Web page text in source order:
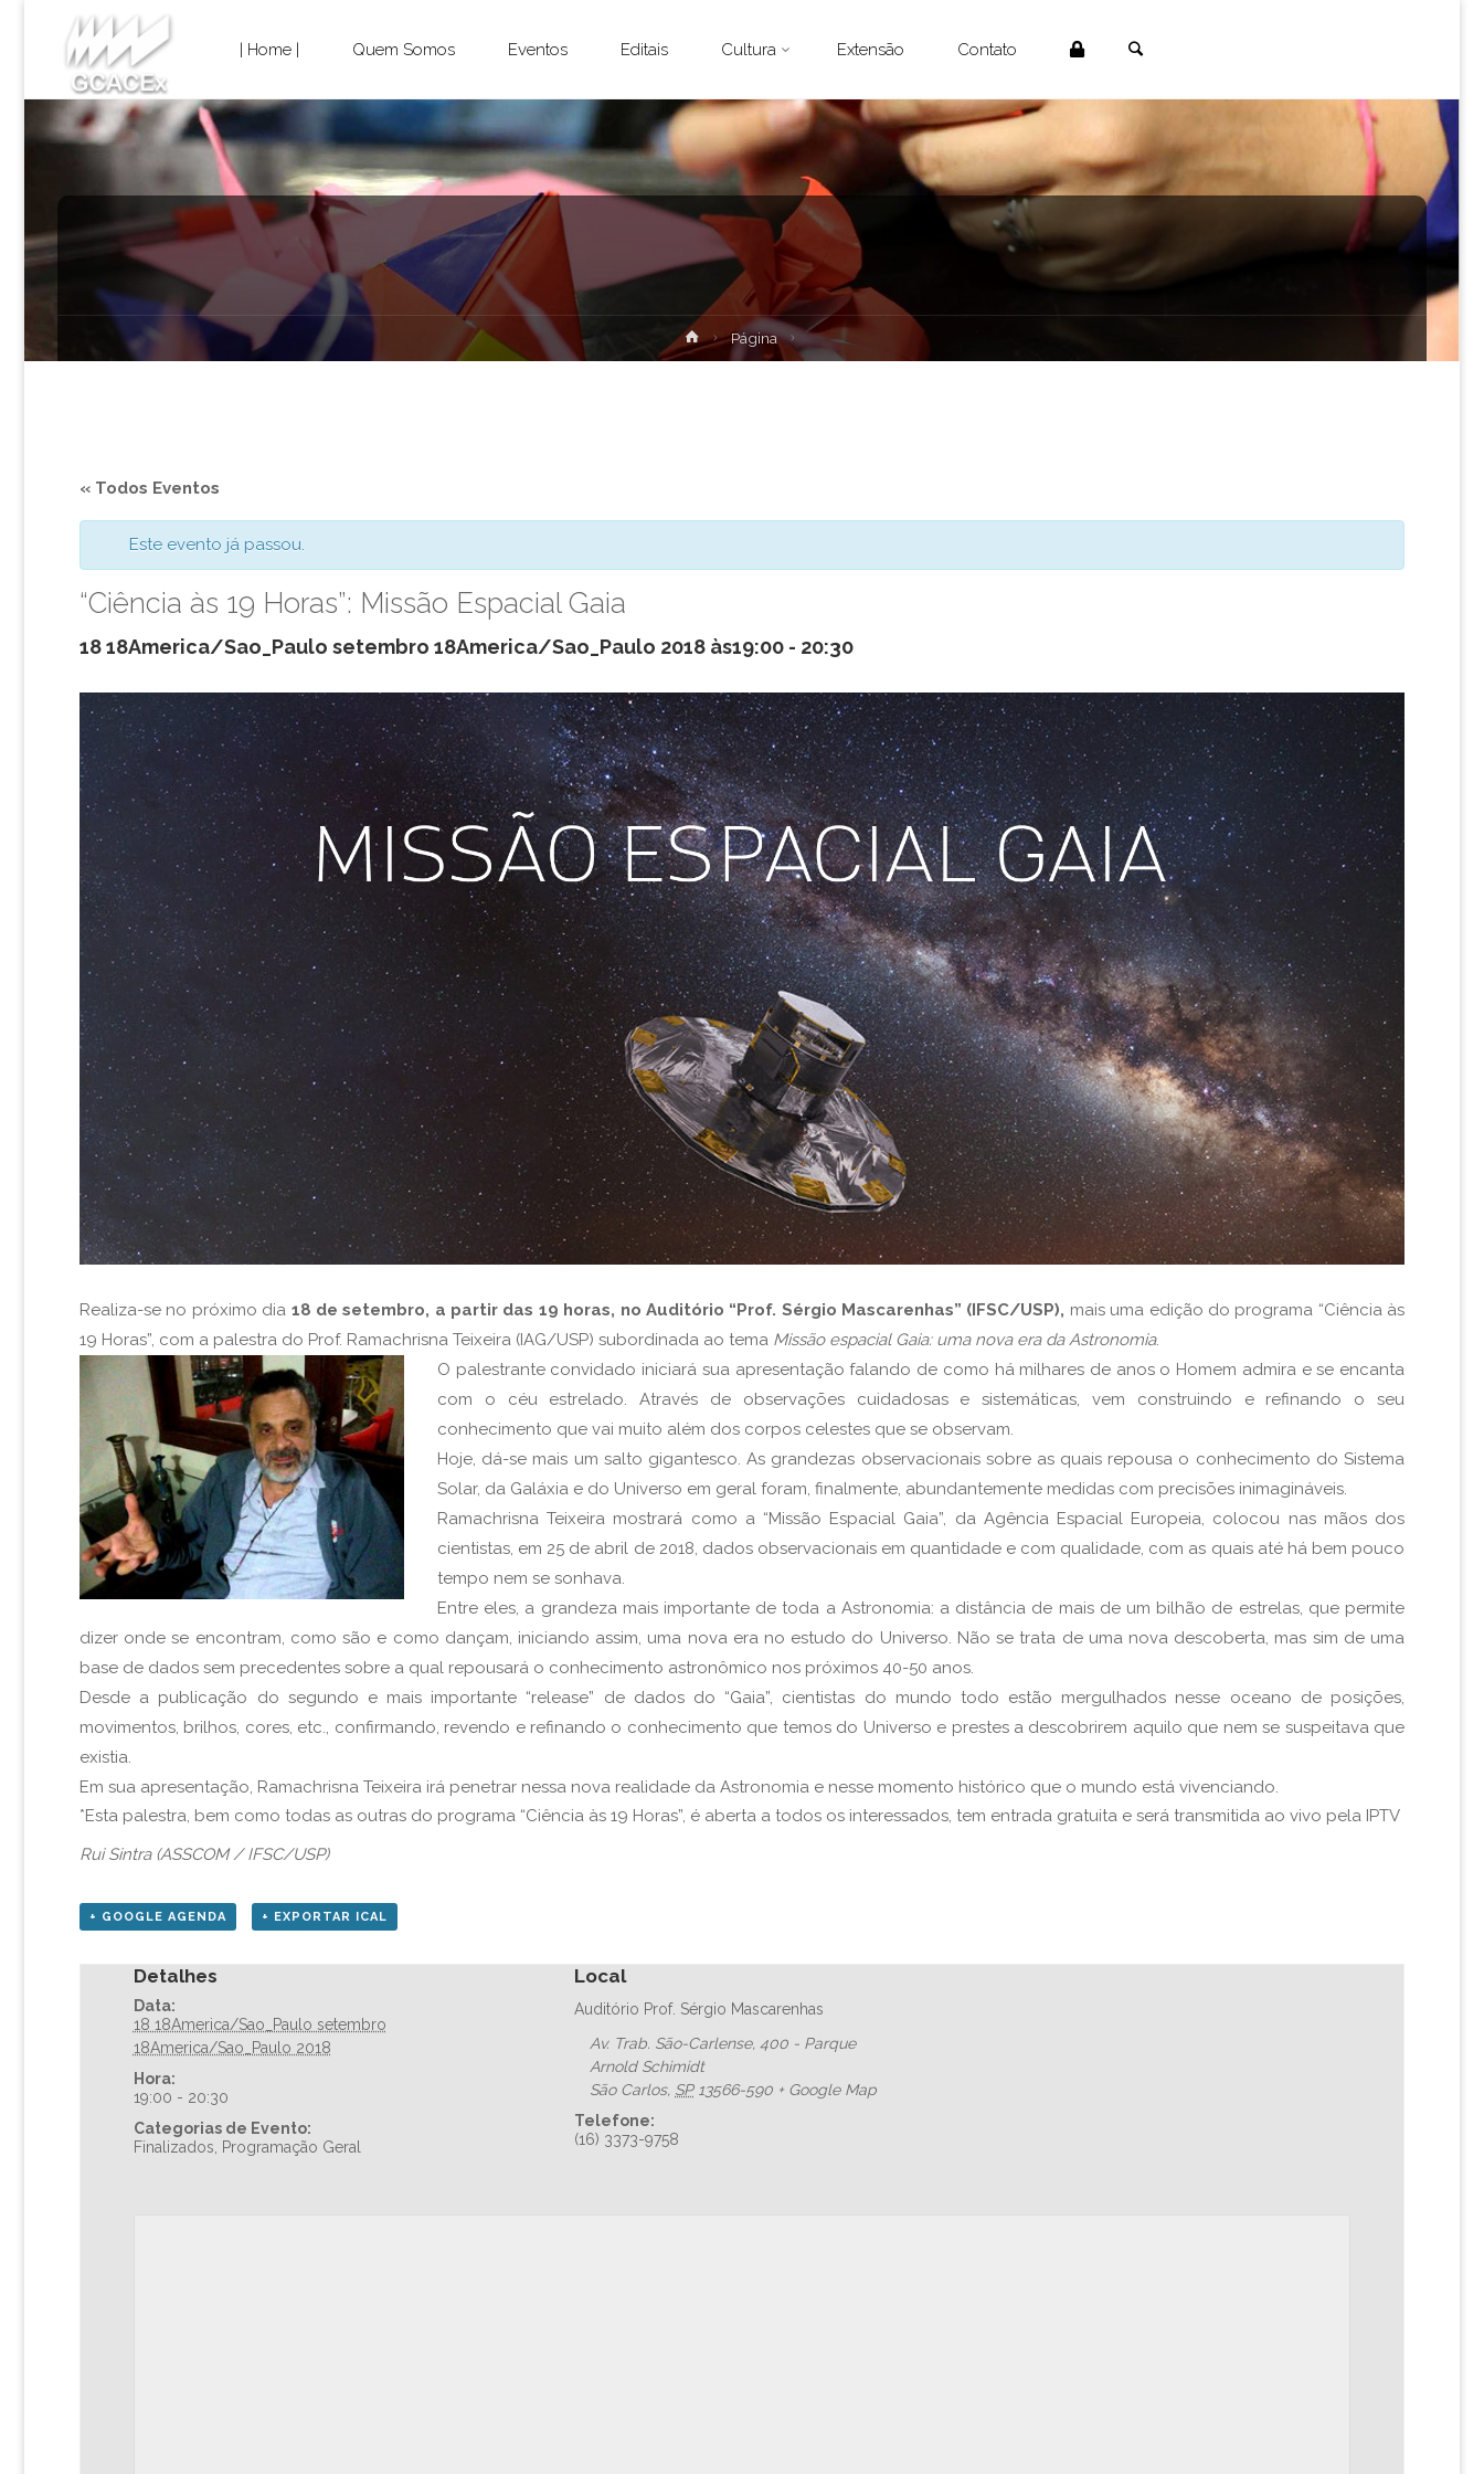
Extensão
Carlos
content
| Home | Quem Somos Eventos Editais Cultura Extensão Contato
HomePágina
« Todos Eventos
Este evento já passou.
“Ciência às 19 Horas”: Missão Espacial Gaia
18 18America/Sao_Paulo setembro 18America/Sao_Paulo 2018 às19:00 - 20:30
Realiza-se no próximo dia 18 de setembro, a partir das 19 horas, no Auditório “Prof. Sérgio Mascarenhas” (IFSC/USP), mais uma edição do programa “Ciência às
19 Horas”, com a palestra do Prof. Ramachrisna Teixeira (IAG/USP) subordinada ao tema Missão espacial Gaia: uma nova era da Astronomia.
O palestrante convidado iniciará sua apresentação falando de como há milhares de anos o Homem admira e se encanta
com o céu estrelado. Através de observações cuidadosas e sistemáticas, vem construindo e refinando o seu
conhecimento que vai muito além dos corpos celestes que se observam.
Hoje, dá-se mais um salto gigantesco. As grandezas observacionais sobre as quais repousa o conhecimento do Sistema
Solar, da Galáxia e do Universo em geral foram, finalmente, abundantemente medidas com precisões inimagináveis.
Ramachrisna Teixeira mostrará como a “Missão Espacial Gaia”, da Agência Espacial Europeia, colocou nas mãos dos
cientistas, em 25 de abril de 2018, dados observacionais em quantidade e com qualidade, com as quais até há bem pouco
tempo nem se sonhava.
Entre eles, a grandeza mais importante de toda a Astronomia: a distância de mais de um bilhão de estrelas, que permite
dizer onde se encontram, como são e como dançam, iniciando assim, uma nova era no estudo do Universo. Não se trata de uma nova descoberta, mas sim de uma
base de dados sem precedentes sobre a qual repousará o conhecimento astronômico nos próximos 40-50 anos.
Desde a publicação do segundo e mais importante “release” de dados do “Gaia”, cientistas do mundo todo estão mergulhados nesse oceano de posições,
movimentos, brilhos, cores, etc., confirmando, revendo e refinando o conhecimento que temos do Universo e prestes a descobrirem aquilo que nem se suspeitava que
existia.
Em sua apresentação, Ramachrisna Teixeira irá penetrar nessa nova realidade da Astronomia e nesse momento histórico que o mundo está vivenciando.
*Esta palestra, bem como todas as outras do programa “Ciência às 19 Horas”, é aberta a todos os interessados, tem entrada gratuita e será transmitida ao vivo pela IPTV
Rui Sintra (ASSCOM / IFSC/USP)
+ GOOGLE AGENDA + EXPORTAR ICAL
Detalhes
Data:
18 18America/Sao_Paulo setembro
18America/Sao_Paulo 2018
Hora:
19:00 - 20:30
Categorias de Evento:
Finalizados
Programação Geral
Local
Auditório Prof. Sérgio Mascarenhas
Av. Trab. São-Carlense, 400 - Parque
Arnold Schimidt
São Carlos, SP 13566-590 + Google Map
Telefone:
(16) 3373-9758